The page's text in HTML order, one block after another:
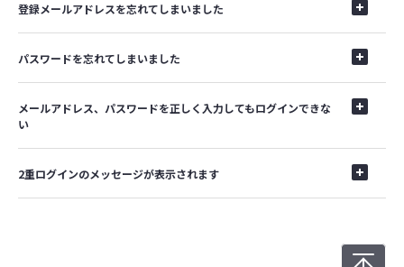
登録メールアドレスを忘れてしまいました
パスワードを忘れてしまいました
メールアドレス、パスワードを正しく入力してもログインできな
い
2重ログインのメッセージが表示されます